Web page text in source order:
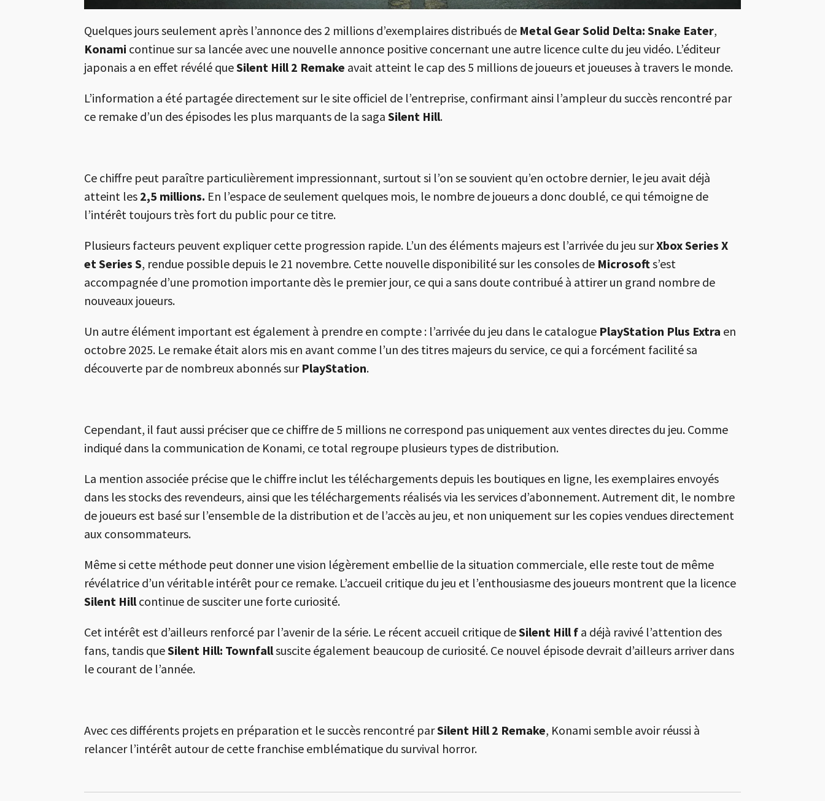
Quelques jours seulement après l’annonce des 2 millions d’exemplaires distribués de Metal Gear Solid Delta: Snake Eater,
Konami continue sur sa lancée avec une nouvelle annonce positive concernant une autre licence culte du jeu vidéo. L’éditeur
japonais a en effet révélé queSilent Hill 2 Remake avait atteint le cap des 5 millions de joueurs et joueuses à travers le monde.
L’information a été partagée directement sur le site officiel de l’entreprise, confirmant ainsi l’ampleur du succès rencontré par
ce remake d’un des épisodes les plus marquants de la saga Silent Hill.
Ce chiffre peut paraître particulièrement impressionnant, surtout si l’on se souvient qu’en octobre dernier, le jeu avait déjà
atteint les 2,5 millions. En l’espace de seulement quelques mois, le nombre de joueurs a donc doublé, ce qui témoigne de
l’intérêt toujours très fort du public pour ce titre.
Plusieurs facteurs peuvent expliquer cette progression rapide. L’un des éléments majeurs est l’arrivée du jeu surXbox Series X
et Series S, rendue possible depuis le 21 novembre. Cette nouvelle disponibilité sur les consoles de Microsofts’est
accompagnée d’une promotion importante dès le premier jour, ce qui a sans doute contribué à attirer un grand nombre de
nouveaux joueurs.
Un autre élément important est également à prendre en compte : l’arrivée du jeu dans le catalogue PlayStation Plus Extra en
octobre 2025. Le remake était alors mis en avant comme l’un des titres majeurs du service, ce qui a forcément facilité sa
découverte par de nombreux abonnés sur PlayStation.
Cependant, il faut aussi préciser que ce chiffre de 5 millions ne correspond pas uniquement aux ventes directes du jeu. Comme
indiqué dans la communication de Konami, ce total regroupe plusieurs types de distribution.
La mention associée précise que le chiffre inclut les téléchargements depuis les boutiques en ligne, les exemplaires envoyés
dans les stocks des revendeurs, ainsi que les téléchargements réalisés via les services d’abonnement. Autrement dit, le nombre
de joueurs est basé sur l’ensemble de la distribution et de l’accès au jeu, et non uniquement sur les copies vendues directement
aux consommateurs.
Même si cette méthode peut donner une vision légèrement embellie de la situation commerciale, elle reste tout de même
révélatrice d’un véritable intérêt pour ce remake. L’accueil critique du jeu et l’enthousiasme des joueurs montrent que la licence
Silent Hillcontinue de susciter une forte curiosité.
Cet intérêt est d’ailleurs renforcé par l’avenir de la série. Le récent accueil critique deSilent Hill f a déjà ravivé l’attention des
fans, tandis queSilent Hill: Townfallsuscite également beaucoup de curiosité. Ce nouvel épisode devrait d’ailleurs arriver dans
le courant de l’année.
Avec ces différents projets en préparation et le succès rencontré parSilent Hill 2 Remake, Konami semble avoir réussi à
relancer l’intérêt autour de cette franchise emblématique du survival horror.